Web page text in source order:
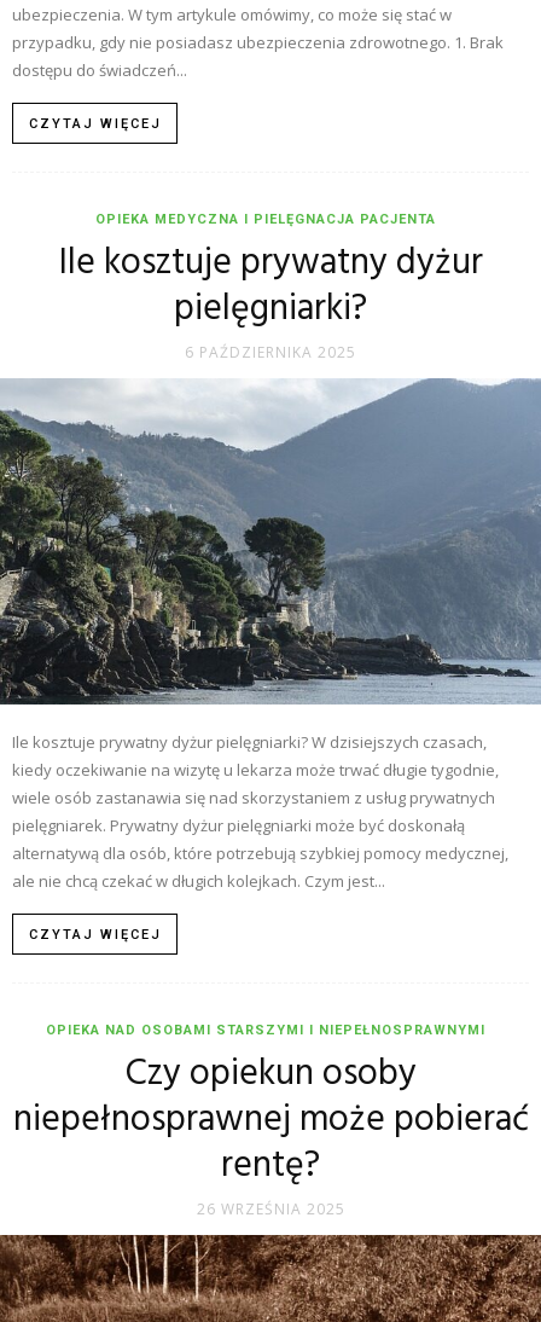
ubezpieczenia. W tym artykule omówimy, co może się stać w
przypadku, gdy nie posiadasz ubezpieczenia zdrowotnego. 1. Brak
dostępu do świadczeń...
CZYTAJ WIĘCEJ
OPIEKA MEDYCZNA I PIELĘGNACJA PACJENTA
Ile kosztuje prywatny dyżur
pielęgniarki?
6 PAŹDZIERNIKA 2025
Ile kosztuje prywatny dyżur pielęgniarki? W dzisiejszych czasach,
kiedy oczekiwanie na wizytę u lekarza może trwać długie tygodnie,
wiele osób zastanawia się nad skorzystaniem z usług prywatnych
pielęgniarek. Prywatny dyżur pielęgniarki może być doskonałą
alternatywą dla osób, które potrzebują szybkiej pomocy medycznej,
ale nie chcą czekać w długich kolejkach. Czym jest...
CZYTAJ WIĘCEJ
OPIEKA NAD OSOBAMI STARSZYMI I NIEPEŁNOSPRAWNYMI
Czy opiekun osoby
niepełnosprawnej może pobierać
rentę?
26 WRZEŚNIA 2025